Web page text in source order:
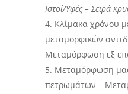
Ιστοί/Υφές – Σειρά
Κλίμακα χρόνου
μεταμορφικών
Μεταμόρφωση εξ
Μεταμόρφωση
πετρωμάτων –